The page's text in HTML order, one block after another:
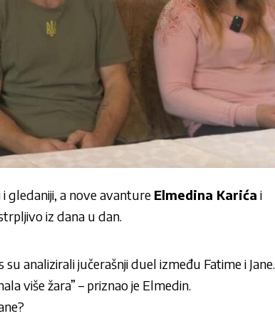
gledaniji, a nove avanture Elmedina Karića i
iz dana u dan.
analizirali jučerašnji duel između Fatime i Jane.
više žara” – priznao je Elmedin.